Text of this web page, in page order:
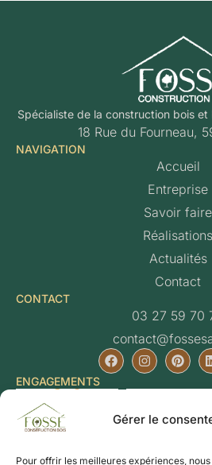
Gérer le
Pour offrir les meilleures expériences,
Spécialiste de la construction bois
18 Rue du Fourneau,
NAVIGATION
Accueil
Entreprise
Savoir faire
Réalisations
Actualités
Contact
CONTACT
03 27 59 70
ENGAGEMENTS